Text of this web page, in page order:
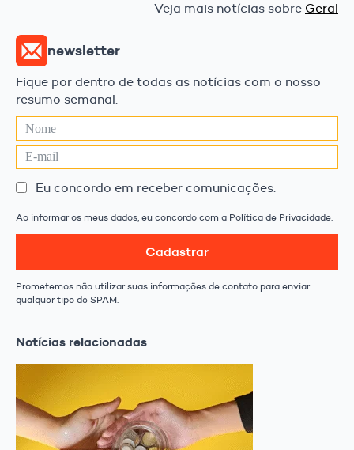
Veja mais notícias sobre Geral
newsletter
Fique por dentro de todas as notícias com o nosso
resumo semanal.
Eu concordo em receber comunicações.
Ao informar os meus dados, eu concordo com a Política de Privacidade.
Cadastrar
Prometemos não utilizar suas informações de contato para enviar
qualquer tipo de SPAM.
Notícias relacionadas